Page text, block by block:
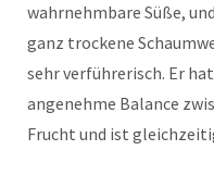
wahrnehmbare Süße,
ganz trockene
sehr verführerisch. Er
angenehme Balance
Frucht und ist